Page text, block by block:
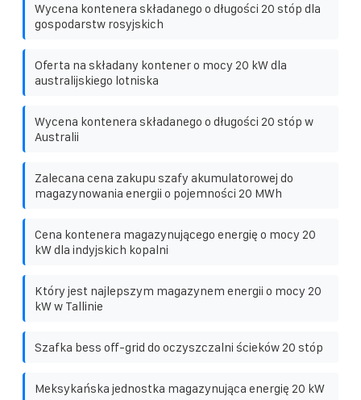
Wycena kontenera składanego o długości 20 stóp dla
gospodarstw rosyjskich
Oferta na składany kontener o mocy 20 kW dla
australijskiego lotniska
Wycena kontenera składanego o długości 20 stóp w
Australii
Zalecana cena zakupu szafy akumulatorowej do
magazynowania energii o pojemności 20 MWh
Cena kontenera magazynującego energię o mocy 20
kW dla indyjskich kopalni
Który jest najlepszym magazynem energii o mocy 20
kW w Tallinie
Szafka bess off-grid do oczyszczalni ścieków 20 stóp
Meksykańska jednostka magazynująca energię 20 kW